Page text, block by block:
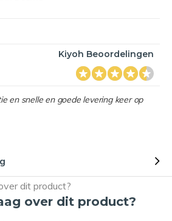
Kiyoh Beoordelingen
en snelle en goede levering keer op
over dit product?